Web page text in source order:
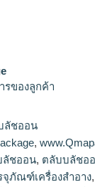
รของลูกค้า
บลัชออน,ขายส่งต
ลัชออน
,
ลัชออน, ตลับบลัชอ
จุภัณฑ์เครื่องสำอาง